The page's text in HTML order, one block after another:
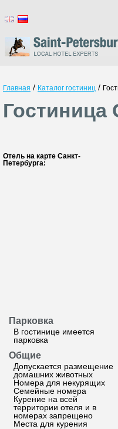
Главная / Каталог гостиниц /
Гостиница
Отель на карте Санкт-
Петербурга:
Парковка
В гостинице имеется
парковка
Общие
Допускается размещение
домашних животных
Номера для некурящих
Семейные номера
Курение на всей
территории отеля и в
номерах запрещено
Места для курения